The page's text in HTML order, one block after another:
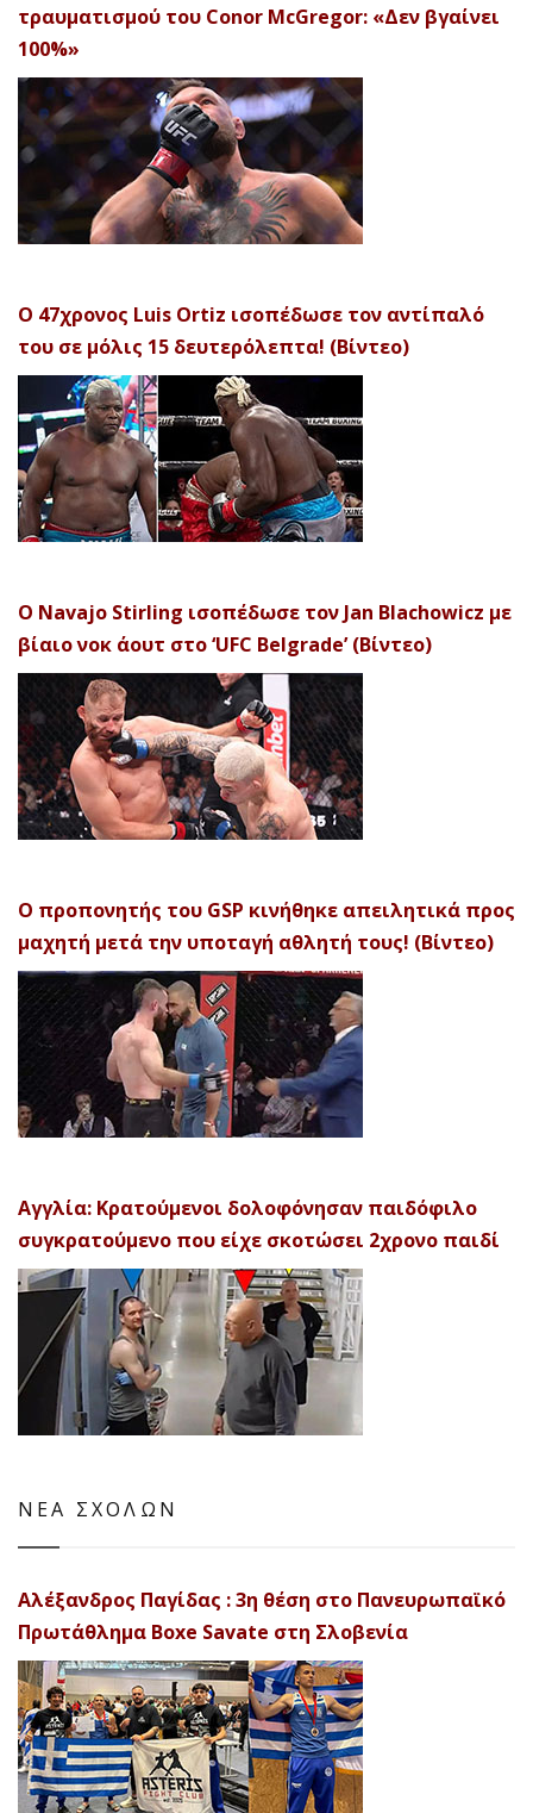
τραυματισμού του Conor McGregor: «Δεν βγαίνει
100%»
Ο 47χρονος Luis Ortiz ισοπέδωσε τον αντίπαλό
του σε μόλις 15 δευτερόλεπτα! (Βίντεο)
Ο Navajo Stirling ισοπέδωσε τον Jan Blachowicz με
βίαιο νοκ άουτ στο ‘UFC Belgrade’ (Βίντεο)
Ο προπονητής του GSP κινήθηκε απειλητικά προς
μαχητή μετά την υποταγή αθλητή τους! (Βίντεο)
Αγγλία: Κρατούμενοι δολοφόνησαν παιδόφιλο
συγκρατούμενο που είχε σκοτώσει 2χρονο παιδί
ΝΕΑ ΣΧΟΛΩΝ
Αλέξανδρος Παγίδας : 3η θέση στο Πανευρωπαϊκό
Πρωτάθλημα Boxe Savate στη Σλοβενία